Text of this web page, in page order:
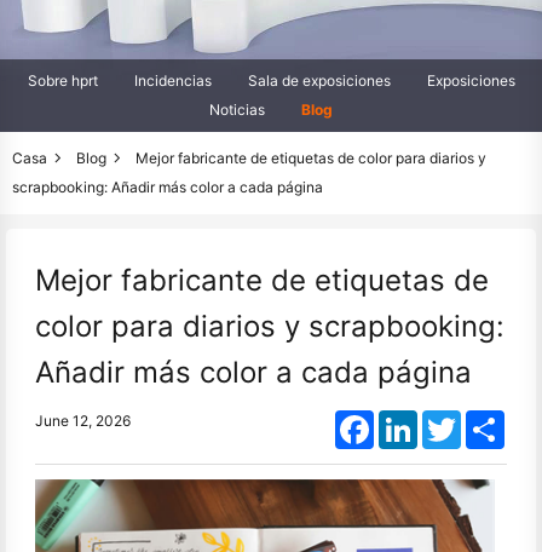
Sobre hprt Incidencias Sala de exposiciones
Exposiciones
Noticias
Blog
Casa Blog
Mejor fabricante de etiquetas de color para diarios y
scrapbooking: Añadir más color a cada página
Mejor fabricante de etiquetas de
color para diarios y scrapbooking:
Añadir más color a cada página
June 12, 2026 FacebookLinkedInTwitter